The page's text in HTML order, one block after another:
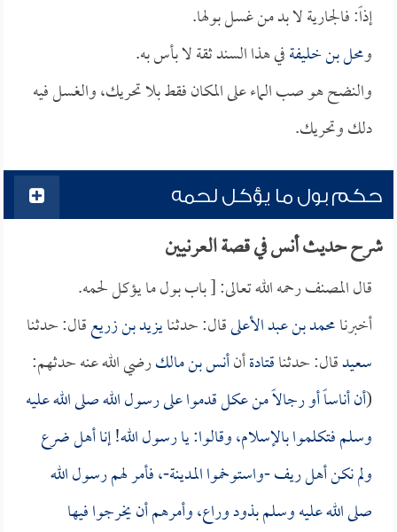
إذاً: فالجارية لا بد من غسل بولها.
ومحل بن خليفةفي هذا السند ثقة لا بأس به.
والنضح هو صب الماء على المكان فقط بلا تحريك، والغسل فيه
دلك وتحريك.
حكم بول ما يؤكل لحمه
شرح حديث أنس في قصة العرنيين
قال المصنف رحمه الله تعالى: [ باب بول ما يؤكل لحمه.
أخبرنامحمد بن عبد الأعلىقال: حدثنايزيد بن زريعقال: حدثنا
سعيدقال: حدثناقتادةأنأنس بن مالكرضي الله عنه حدثهم:
(أن أناساً أو رجالاً من عكل قدموا على رسول الله صلى الله عليه
وسلم فتكلموا بالإسلام، وقالوا: يا رسول الله! إنا أهل ضرع
ولم نكن أهل ريف -واستوخموا المدينة-، فأمر لهم رسول الله
صلى الله عليه وسلم بذود وراع، وأمرهم أن يخرجوا فيها